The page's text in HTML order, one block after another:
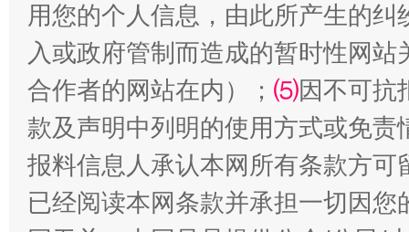
受贿1.44亿！段成刚被判无期 从幼
用您的个人信息，由此所产生的纠
入或政府管制而造成的暂时性网
合作者的网站在内）； ⑸因不可抗
款及声明中列明的使用方式或免责
报料信息人承认本网所有条款方
已经阅读本网条款并承担一切因